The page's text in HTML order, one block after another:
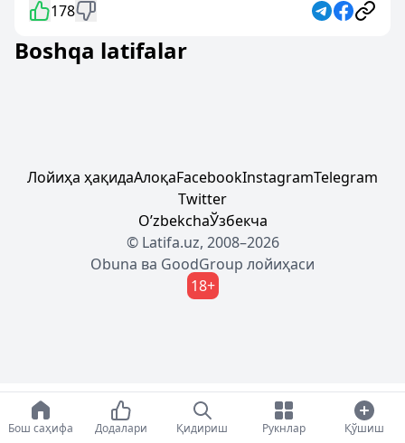
178
Boshqa latifalar
Лойиҳа ҳақидаАлоқаFacebookInstagramTelegram
Twitter
OʼzbekchaЎзбекча
© Latifa.uz, 2008–2026
Obuna ва GoodGroup лойиҳаси
18+
Бош саҳифа Додалари Қидириш Рукнлар Қўшиш